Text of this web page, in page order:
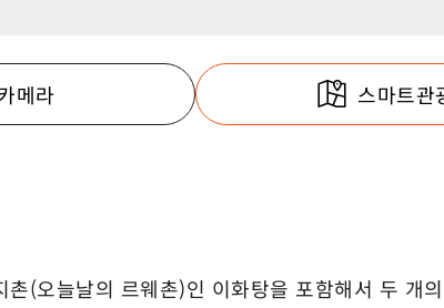
메라 스마트관
(오늘날의 르웨촌)인 이화탕을 포함해서 두 개